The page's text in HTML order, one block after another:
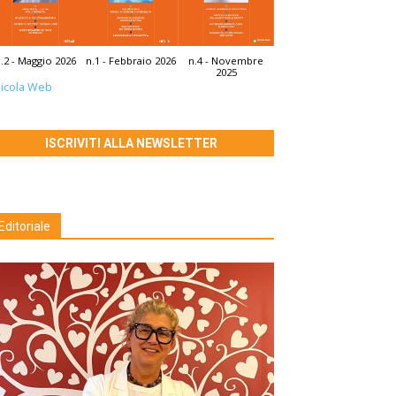
- Maggio 2026 n.1 - Febbraio 2026
n.4 - Novembre
2025
Web
ISCRIVITI ALLA NEWSLETTER